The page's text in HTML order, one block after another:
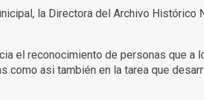
la Directora del Archivo Histórico
el reconocimiento de personas que a
asi también en la tarea que